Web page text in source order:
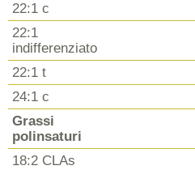
22:1 c
22:1
indifferenziato
22:1 t
24:1 c
Grassi
polinsaturi
18:2 CLAs